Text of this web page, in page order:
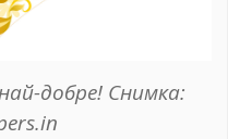
добре! Снимка: